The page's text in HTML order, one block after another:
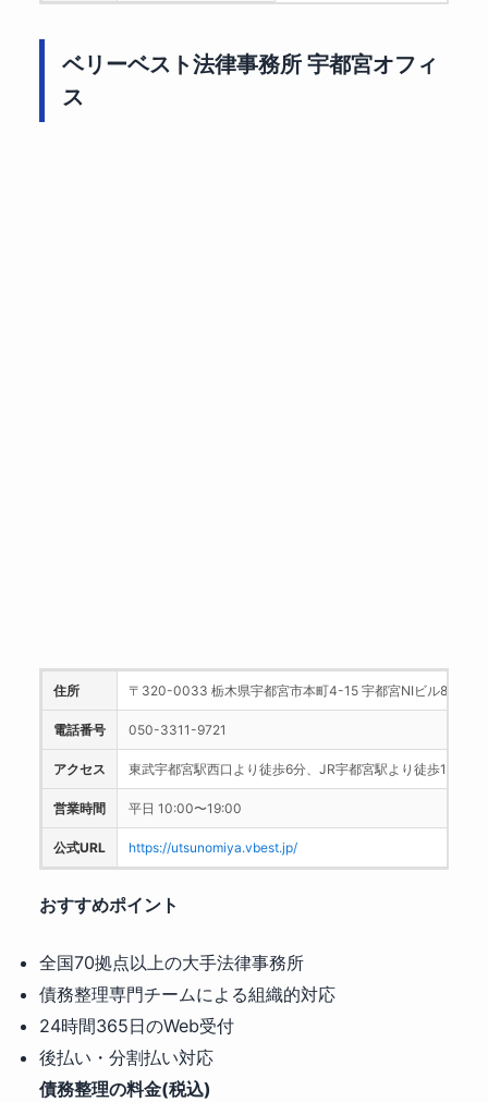
ベリーベスト法律事務所 宇都宮オフィ
ス
住所 〒320-0033 栃木県宇都宮市本町4-15 宇都宮NIビル8階
電話番号 050-3311-9721
アクセス 東武宇都宮駅西口より徒歩6分、JR宇都宮駅より徒歩15分
営業時間 平日 10:00〜19:00
公式URL https://utsunomiya.vbest.jp/
おすすめポイント
全国70拠点以上の大手法律事務所
債務整理専門チームによる組織的対応
24時間365日のWeb受付
後払い・分割払い対応
債務整理の料金(税込)